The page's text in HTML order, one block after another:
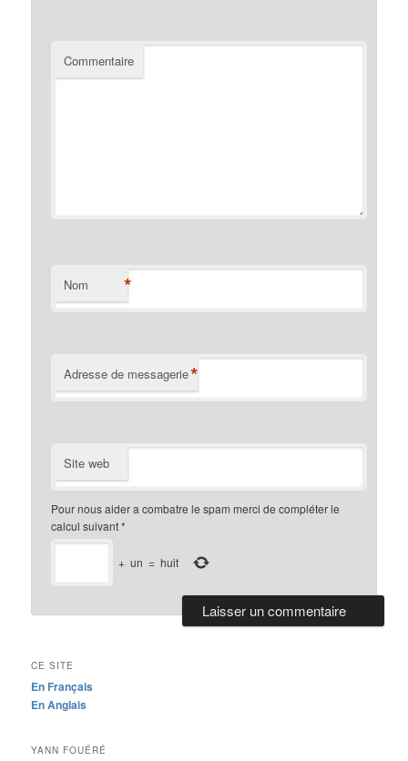
Commentaire
Nom *
Adresse de messagerie*
Site web
Pour nous aider a combatre le spam merci de compléter le
calcul suivant*
+ un = huit
CE SITE
En Français
En Anglais
YANN FOUÉRÉ